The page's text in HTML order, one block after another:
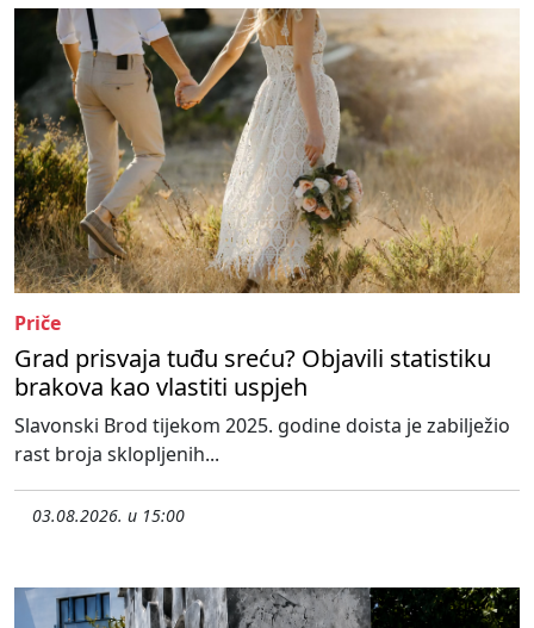
Priče
Grad prisvaja tuđu sreću? Objavili statistiku
brakova kao vlastiti uspjeh
Slavonski Brod tijekom 2025. godine doista je zabilježio
rast broja sklopljenih...
03.08.2026. u 15:00